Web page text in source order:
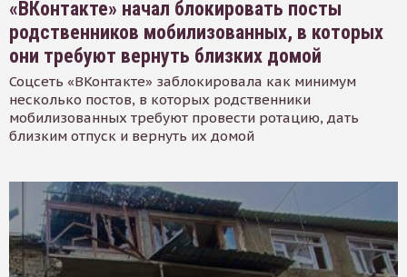
«ВКонтакте» начал блокировать посты
родственников мобилизованных, в которых
они требуют вернуть близких домой
Соцсеть «ВКонтакте» заблокировала как минимум
несколько постов, в которых родственники
мобилизованных требуют провести ротацию, дать
близким отпуск и вернуть их домой